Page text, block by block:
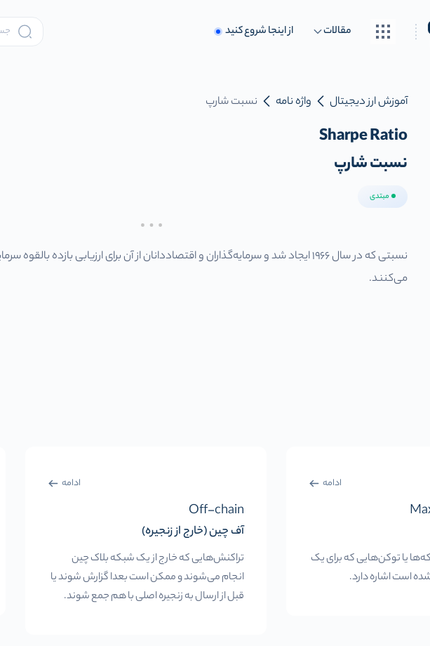
مقالات از اینجا شروع کنید
آموزش ارز دیجیتال واژه نامه نسبت شارپ
Sharpe Ratio
نسبت شارپ
مبتدی
می‌کنند.
ادامه
یا توکن‌هایی که برای یک
است اشاره دارد.
ادامه
Off-chain
آف چین (خارج از زنجیره)
تراکنش‌هایی که خارج از یک شبکه بلاک چین
انجام می‌شوند و ممکن است بعدا گزارش شوند یا
قبل از ارسال به زنجیره اصلی با هم جمع شوند.